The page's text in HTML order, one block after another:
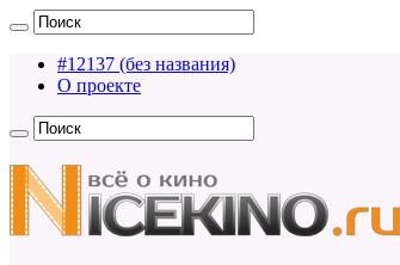
#12137 (без названия)
О проекте